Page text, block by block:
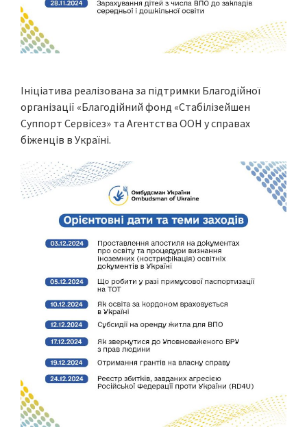
Ініціатива реалізована за підтримки Благодійної
організації «Благодійний фонд «Стабілізейшен
Суппорт Сервісез» та Агентства ООН у справах
біженців в Україні.